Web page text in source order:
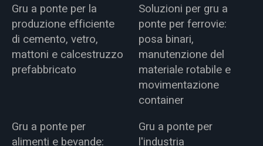
Gru a ponte per la
produzione efficiente
di cemento, vetro,
mattoni e calcestruzzo
prefabbricato
Soluzioni per gru a
ponte per ferrovie:
posa binari,
manutenzione del
materiale rotabile e
movimentazione
container
Gru a ponte per
alimenti e bevande:
Gru a ponte per
l'industria